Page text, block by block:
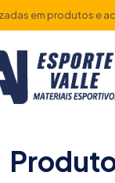
em produtos e